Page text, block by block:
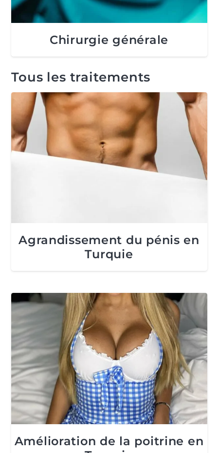
Chirurgie générale
Tous les traitements
Agrandissement du pénis en
Turquie
Amélioration de la poitrine en